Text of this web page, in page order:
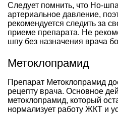
Следует помнить, что Но-
артериальное давление,
рекомендуется следить за
приеме препарата. Не
шпу без назначения врача
Метоклопрамид
Препарат Метоклопрамид
рецепту врача. Основное
метоклопрамид, который
нормализует работу ЖКТ и